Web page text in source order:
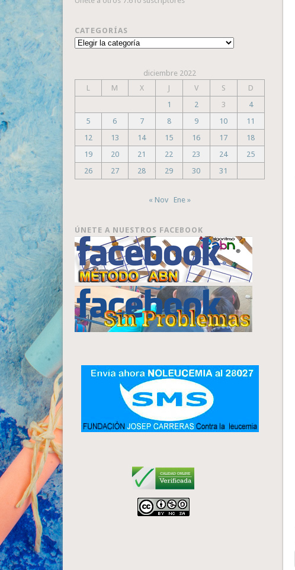
CATEGORÍAS
Categorías
diciembre 2022
L
M X J V S
D
1
2 3
4
5
6 7 8 9 10
11
12
13 14 15 16 17
18
19
20 21 22 23 24
25
26
27 28 29 30 31
« Nov Ene »
ÚNETE A NUESTROS FACEBOOK